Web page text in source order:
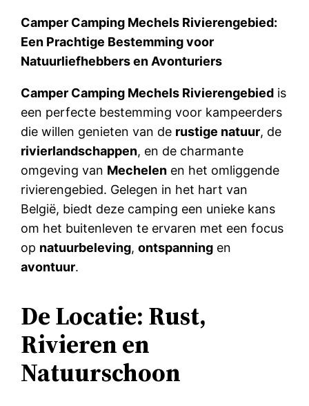
Camper Camping Mechels Rivierengebied:
Een Prachtige Bestemming voor
Natuurliefhebbers en Avonturiers
Camper Camping Mechels Rivierengebied is
een perfecte bestemming voor kampeerders
die willen genieten van de rustige natuur, de
rivierlandschappen, en de charmante
omgeving van Mechelen en het omliggende
rivierengebied. Gelegen in het hart van
België, biedt deze camping een unieke kans
om het buitenleven te ervaren met een focus
op natuurbeleving,ontspanning en
avontuur.
De Locatie: Rust,
Rivieren en
Natuurschoon